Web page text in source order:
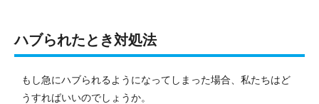
ハブられたとき対処法
もし急にハブられるようになってしまった場合、私たちはど
うすればいいのでしょうか。